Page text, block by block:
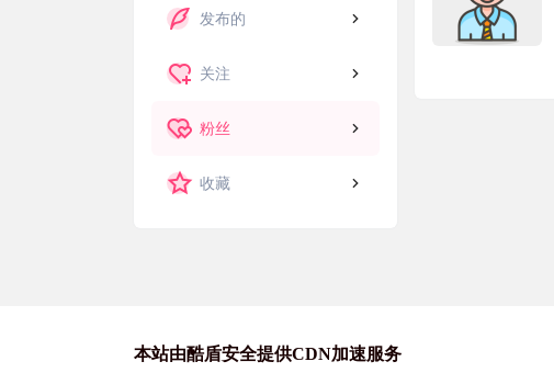
发布的
关注
粉丝
收藏
本站由酷盾安全提供CDN加速服务